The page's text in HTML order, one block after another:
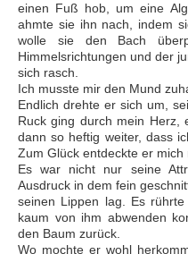
einen Fuß hob, um eine
ahmte sie ihn nach, indem
wolle sie den Bach
Himmelsrichtungen und der
sich rasch.
Ich musste mir den Mund
Endlich drehte er sich um,
Ruck ging durch mein Herz,
dann so heftig weiter, dass
Zum Glück entdeckte er mich
Es war nicht nur seine
Ausdruck in dem fein
seinen Lippen lag. Es
kaum von ihm abwenden
den Baum zurück.
Wo mochte er wohl